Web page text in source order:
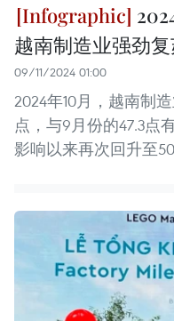
越南制造业强劲
09/11/2024 01:00
2024年10月，越南制
点，与9月份的47.3点
影响以来再次回升至